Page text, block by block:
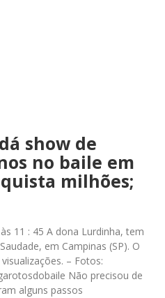
show de
no baile em
milhões;
11 : 45 A dona Lurdinha, tem
em Campinas (SP). O
– Fotos:
Não precisou de
alguns passos